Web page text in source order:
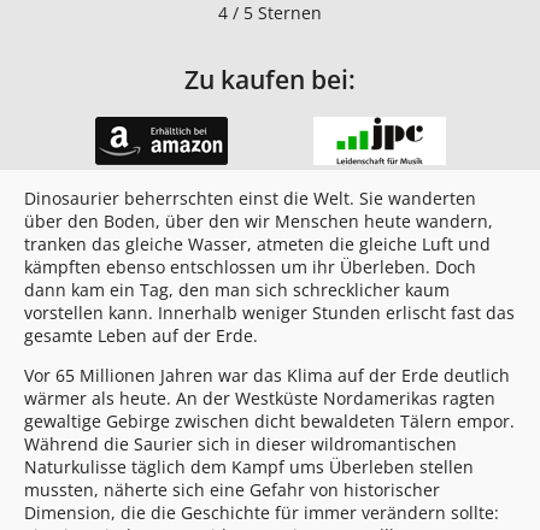
4 / 5 Sternen
Zu kaufen bei:
Dinosaurier beherrschten einst die Welt. Sie wanderten
über den Boden, über den wir Menschen heute wandern,
tranken das gleiche Wasser, atmeten die gleiche Luft und
kämpften ebenso entschlossen um ihr Überleben. Doch
dann kam ein Tag, den man sich schrecklicher kaum
vorstellen kann. Innerhalb weniger Stunden erlischt fast das
gesamte Leben auf der Erde.
Vor 65 Millionen Jahren war das Klima auf der Erde deutlich
wärmer als heute. An der Westküste Nordamerikas ragten
gewaltige Gebirge zwischen dicht bewaldeten Tälern empor.
Während die Saurier sich in dieser wildromantischen
Naturkulisse täglich dem Kampf ums Überleben stellen
mussten, näherte sich eine Gefahr von historischer
Dimension, die die Geschichte für immer verändern sollte: